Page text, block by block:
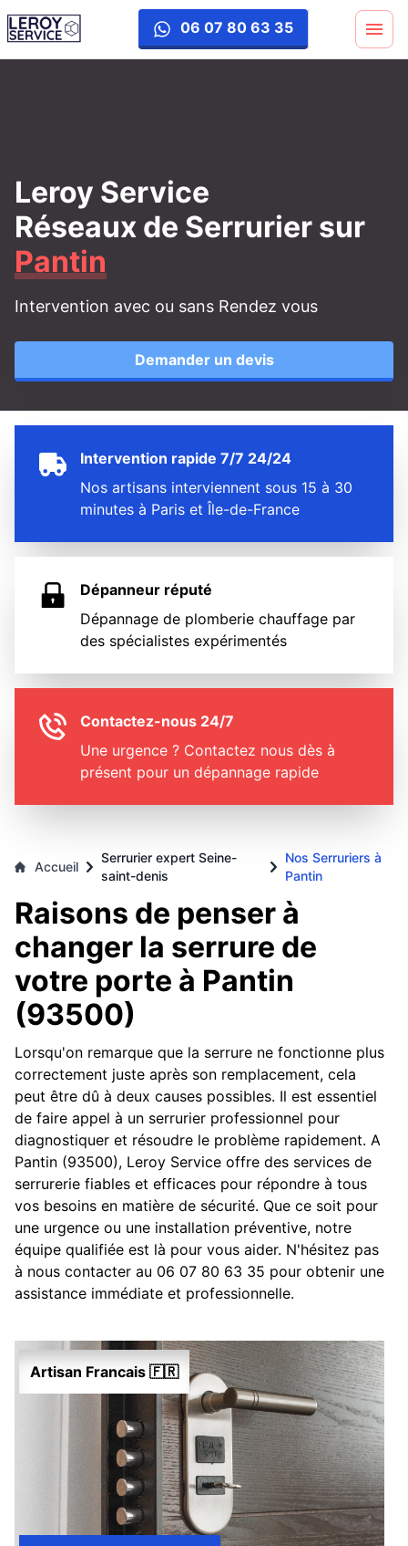
06 07 80 63 35
Leroy Service
Réseaux de Serrurier sur
Pantin
Intervention avec ou sans Rendez vous
Demander un devis
Intervention rapide 7/7 24/24
Nos artisans interviennent sous 15 à 30
minutes à Paris et Île-de-France
Dépanneur réputé
Dépannage de plomberie chauffage par
des spécialistes expérimentés
Contactez-nous 24/7
Une urgence ? Contactez nous dès à
présent pour un dépannage rapide
Accueil
Serrurier expert Seine-
saint-denis
Nos Serruriers à
Pantin
Raisons de penser à
changer la serrure de
votre porte à Pantin
(93500)
Lorsqu'on remarque que la serrure ne fonctionne plus
correctement juste après son remplacement, cela
peut être dû à deux causes possibles. Il est essentiel
de faire appel à un serrurier professionnel pour
diagnostiquer et résoudre le problème rapidement. A
Pantin (93500), Leroy Service offre des services de
serrurerie fiables et efficaces pour répondre à tous
vos besoins en matière de sécurité. Que ce soit pour
une urgence ou une installation préventive, notre
équipe qualifiée est là pour vous aider. N'hésitez pas
à nous contacter au 06 07 80 63 35 pour obtenir une
assistance immédiate et professionnelle.
Artisan Francais 🇫🇷